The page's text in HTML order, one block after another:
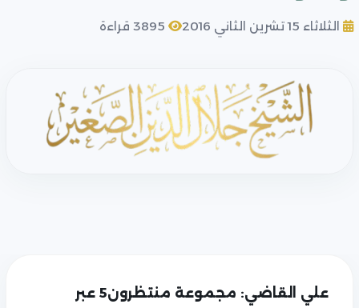
الثلاثاء 15 تشرين الثاني 2016
علي القاضي: مجموعة منتظرون5 عبر